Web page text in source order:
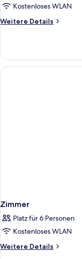
Kostenloses WLAN
Weitere Details
Weitere
Zimmer
Platz für 6 Personen
Kostenloses WLAN
Weitere Details
Weitere